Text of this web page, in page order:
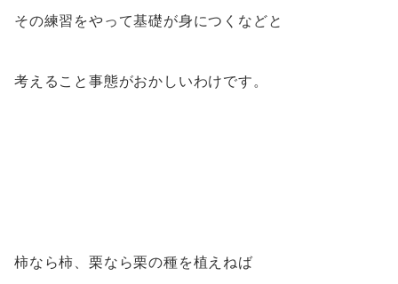
その練習をやって基礎が身につくなどと
考えること事態がおかしいわけです。
柿なら柿、栗なら栗の種を植えねば